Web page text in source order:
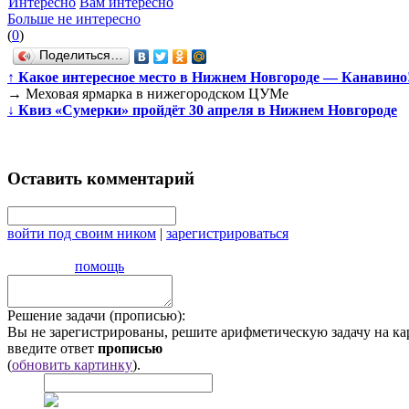
Больше не интересно
(0)
Поделиться…
↑ Какое интересное место в Нижнем Новгороде —
→ Меховая ярмарка в нижегородском ЦУМе
↓ Квиз «Сумерки» пройдёт 30 апреля в Нижнем Новгороде
Оставить комментарий
войти под своим ником | зарегистрироваться
помощь
Решение задачи (прописью):
Вы не зарегистрированы, решите арифметическую задачу на
введите ответ прописью
(обновить картинку).